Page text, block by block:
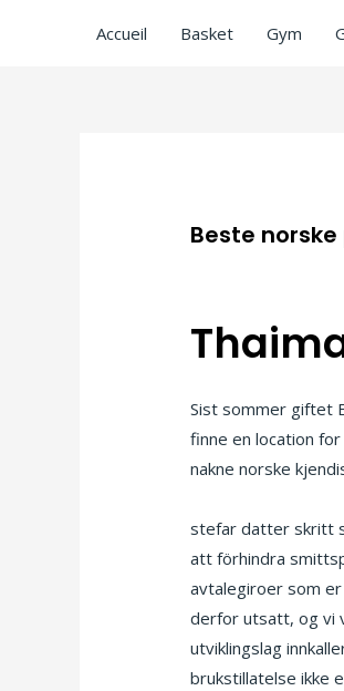
Accueil Basket Gym
Beste
Sist sommer giftet
finne en location
nakne norske
stefar datter skritt
att förhindra
avtalegiroer som
derfor utsatt, og vi
utviklingslag
brukstillatelse ikke